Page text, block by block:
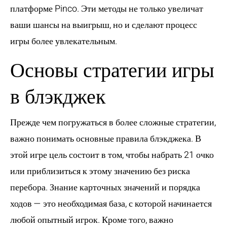
платформе Pinco. Эти методы не только увеличат
ваши шансы на выигрыш, но и сделают процесс
игры более увлекательным.
Основы стратегии игры
в блэкджек
Прежде чем погружаться в более сложные стратегии,
важно понимать основные правила блэкджека. В
этой игре цель состоит в том, чтобы набрать 21 очко
или приблизиться к этому значению без риска
перебора. Знание карточных значений и порядка
ходов — это необходимая база, с которой начинается
любой опытный игрок. Кроме того, важно